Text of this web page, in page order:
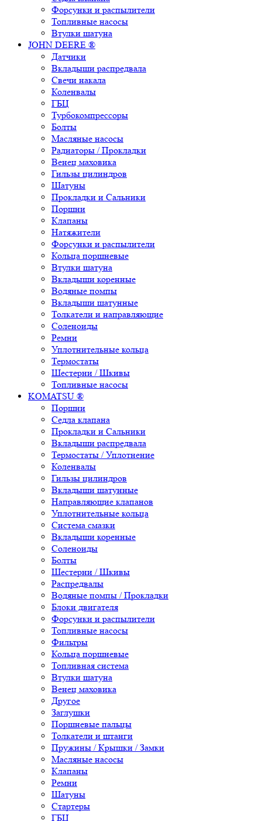
Форсунки и распылители
Топливные насосы
Втулки шатуна
JOHN DEERE ®
Датчики
Вкладыши распредвала
Свечи накала
Коленвалы
ГБЦ
Турбокомпрессоры
Болты
Масляные насосы
Радиаторы / Прокладки
Венец маховика
Гильзы цилиндров
Шатуны
Прокладки и Сальники
Поршни
Клапаны
Натяжители
Форсунки и распылители
Кольца поршневые
Втулки шатуна
Вкладыши коренные
Водяные помпы
Вкладыши шатунные
Толкатели и направляющие
Соленоиды
Ремни
Уплотнительные кольца
Термостаты
Шестерни / Шкивы
Топливные насосы
KOMATSU ®
Поршни
Седла клапана
Прокладки и Сальники
Вкладыши распредвала
Термостаты / Уплотнение
Коленвалы
Гильзы цилиндров
Вкладыши шатунные
Направляющие клапанов
Уплотнительные кольца
Система смазки
Вкладыши коренные
Соленоиды
Болты
Шестерни / Шкивы
Распредвалы
Водяные помпы / Прокладки
Блоки двигателя
Форсунки и распылители
Топливные насосы
Фильтры
Кольца поршневые
Топливная система
Втулки шатуна
Венец маховика
Другое
Заглушки
Поршневые пальцы
Толкатели и штанги
Пружины / Крышки / Замки
Масляные насосы
Клапаны
Ремни
Шатуны
Стартеры
ГБЦ